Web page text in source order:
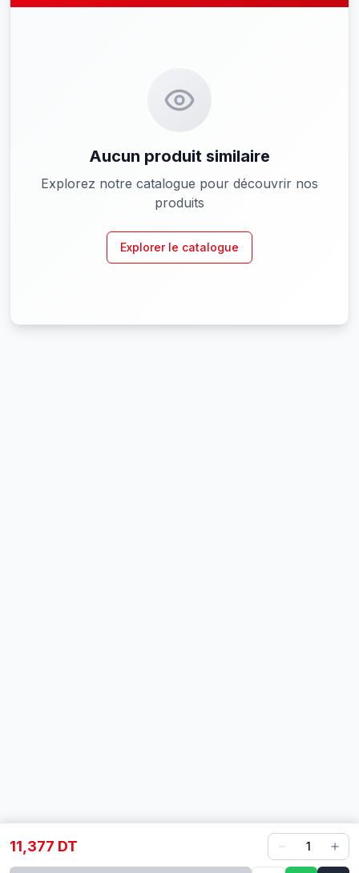
Aucun produit similaire
Explorez notre catalogue pour découvrir nos
produits
Explorer le catalogue
11,377 DT 1